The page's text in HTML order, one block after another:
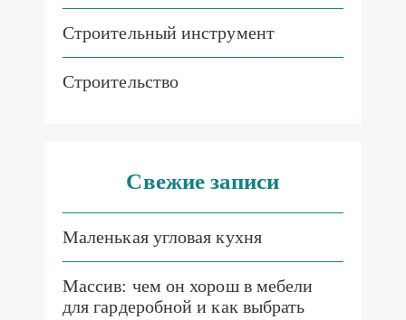
Строительный инструмент
Строительство
Свежие записи
Маленькая угловая кухня
Массив: чем он хорош в мебели
для гардеробной и как выбрать